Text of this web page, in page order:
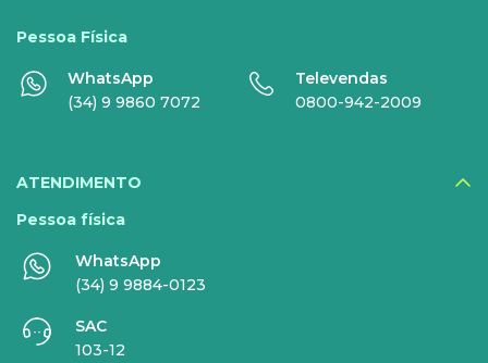
Sky+
HBO Max
Veja todos serviços
EMPRESAS
INTERNET
Pessoa Física
WhatsApp
(34) 9 9860 7072
Televendas
0800-942-2009
ATENDIMENTO
Pessoa física
WhatsApp
(34) 9 9884-0123
SAC
103-12